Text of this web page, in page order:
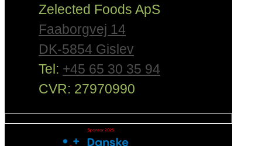
Zelected Foods ApS
Faaborgvej 14
DK-5854 Gislev
Tel: +45 65 30 35 94
CVR: 27970990